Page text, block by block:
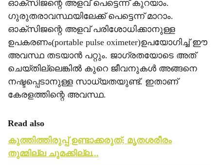
ഓക്‌സിജന്റെ അളവ് പെട്ടെന്ന് കുറയാം.
ഗുരുതരാവസ്ഥയിലേക്ക് പെട്ടെന്ന് മാറാം.
ഓക്‌സിജന്റെ അളവ് പരിശോധിക്കാനുള്ള
ഉപകരണം(portable pulse oximeter)ഉപയോഗിച്ച് ഈ
അവസ്ഥ തടയാന്‍ പറ്റും. ജാഗ്രതയോടെ അത്
ചെയ്തില്ലെങ്കില്‍ കുറെ ജീവനുകള്‍ അങ്ങനെ
നഷ്ടപ്പെടാനുള്ള സാധ്യതയുണ്ട്. ഇതാണ്
കേരളത്തിന്റെ അവസ്ഥ.
Read also
കുത്തിത്തിരുപ്പ് ഉണ്ടാക്കരുത്; മൃതശരീരം
തുമ്മില്ല ചുമക്കില്ല...